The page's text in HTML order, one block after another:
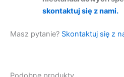
skontaktuj się z nami.
Masz pytanie? Skontaktuj się z